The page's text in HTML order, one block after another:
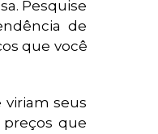
Pesquise
de
que você
seus
que